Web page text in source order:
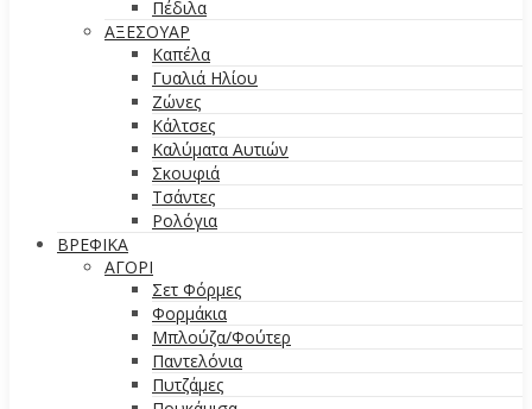
Πέδιλα
ΑΞΕΣΟΥΑΡ
Καπέλα
Γυαλιά Ηλίου
Ζώνες
Κάλτσες
Καλύματα Αυτιών
Σκουφιά
Τσάντες
Ρολόγια
ΒΡΕΦΙΚΑ
ΑΓΟΡΙ
Σετ Φόρμες
Φορμάκια
Μπλούζα/Φούτερ
Παντελόνια
Πυτζάμες